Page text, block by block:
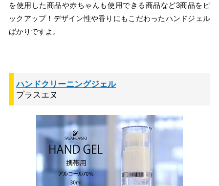
を使用した商品や赤ちゃんも使用できる商品など3商品をピ
ックアップ！デザイン性や香りにもこだわったハンドジェル
ばかりですよ。
ハンドクリーニングジェル
プラスエヌ